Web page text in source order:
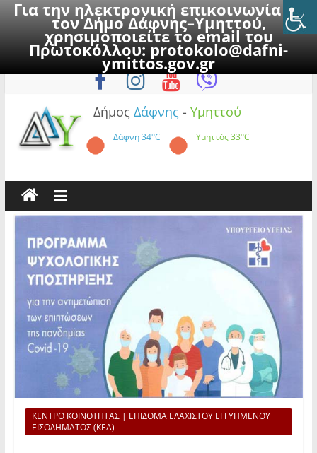
Για την ηλεκτρονική επικοινωνία με
τον Δήμο Δάφνης–Υμηττού,
χρησιμοποιείτε το email του
Πρωτοκόλλου:protokolo@dafni-
ymittos.gov.gr
to
Κυριακή, 9 Αυγούστου 2026
Δήμος Δάφνης - Υμηττού
Δάφνη34°C Υμηττός33°C
ΚΕΝΤΡΟ ΚΟΙΝΟΤΗΤΑΣ | ΕΠΙΔΟΜΑ ΕΛΑΧΙΣΤΟΥ ΕΓΓΥΗΜΕΝΟΥ
ΕΙΣΟΔΗΜΑΤΟΣ (ΚΕΑ)